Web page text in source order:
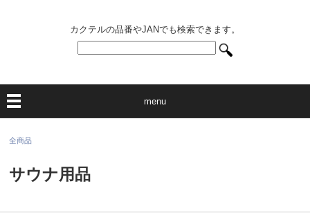
カクテルの品番やJANでも検索できます。
menu
全商品
サウナ用品